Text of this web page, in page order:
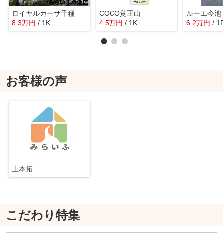
ロイヤルカーサ千種
8.3万円 / 1K
COCO覚王山
4.5万円 / 1K
ルーエ今池
6.2万円 /
お客様の声
土本拓
こだわり特集